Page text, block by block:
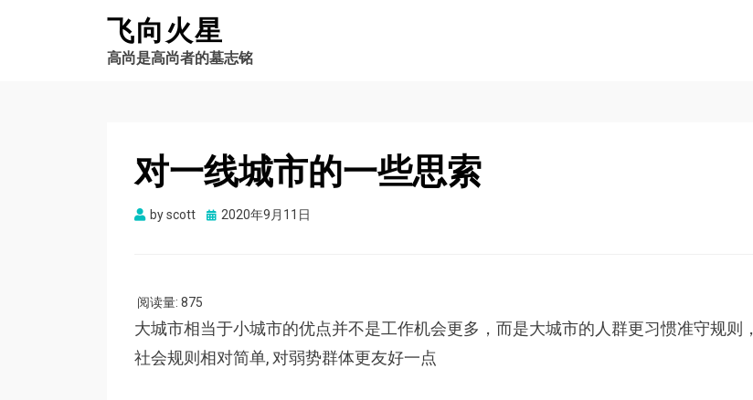
飞向火星
高尚是高尚者的墓志铭
对一线城市的一些思索
byscott
Posted
2020年9月11日
阅读量: 875
大城市相当于小城市的优点并不是工作机会更多，而是大城市的人群更习惯准守规则，
社会规则相对简单, 对弱势群体更友好一点